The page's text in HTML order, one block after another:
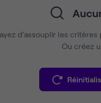
d’assouplir les
Ou créez